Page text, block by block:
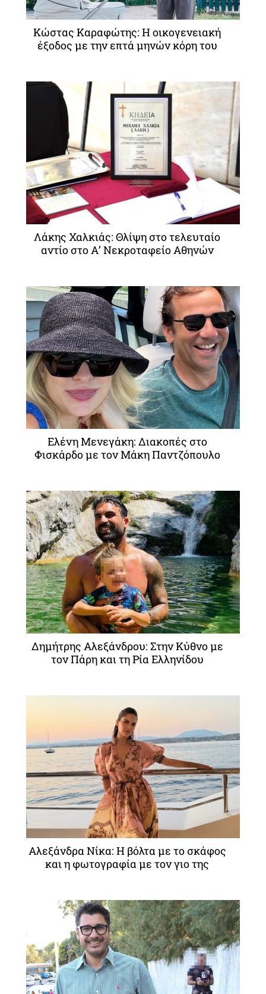
Κώστας Καραφώτης: Η οικογενειακή
έξοδος με την επτά μηνών κόρη του
Λάκης Χαλκιάς: Θλίψη στο τελευταίο
αντίο στο Α’ Νεκροταφείο Αθηνών
Ελένη Μενεγάκη: Διακοπές στο
Φισκάρδο με τον Μάκη Παντζόπουλο
Δημήτρης Αλεξάνδρου: Στην Κύθνο με
τον Πάρη και τη Ρία Ελληνίδου
Αλεξάνδρα Νίκα: Η βόλτα με το σκάφος
και η φωτογραφία με τον γιο της